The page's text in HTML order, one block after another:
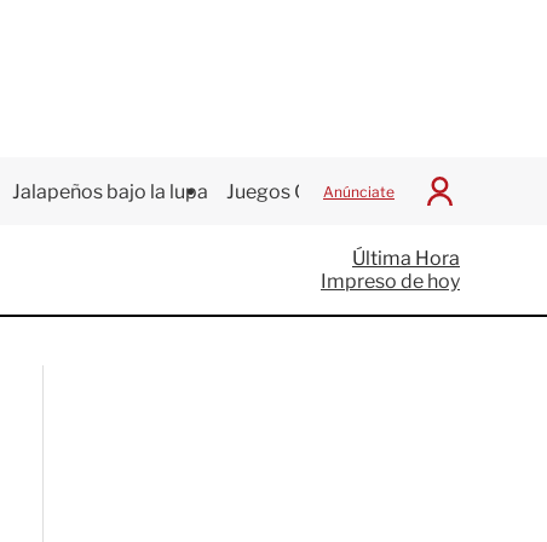
Jalapeños bajo la lupa Juegos Centroamericanos
Anúnciate
I
c
i
a
Última Hora
Impreso de hoy